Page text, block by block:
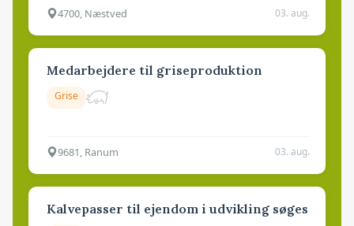
4700, Næstved 03. aug.
Medarbejdere til griseproduktion
Grise
9681, Ranum 03. aug.
Kalvepasser til ejendom i udvikling søges